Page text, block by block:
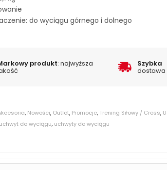
do wyciągu górnego i dolnego
produkt: najwyższa Szybka
dostawa
, Nowości, Outlet, Promocje, Trening Siłowy / Cross,
uchwyt do wyciągu, uchwyty do wyciągu